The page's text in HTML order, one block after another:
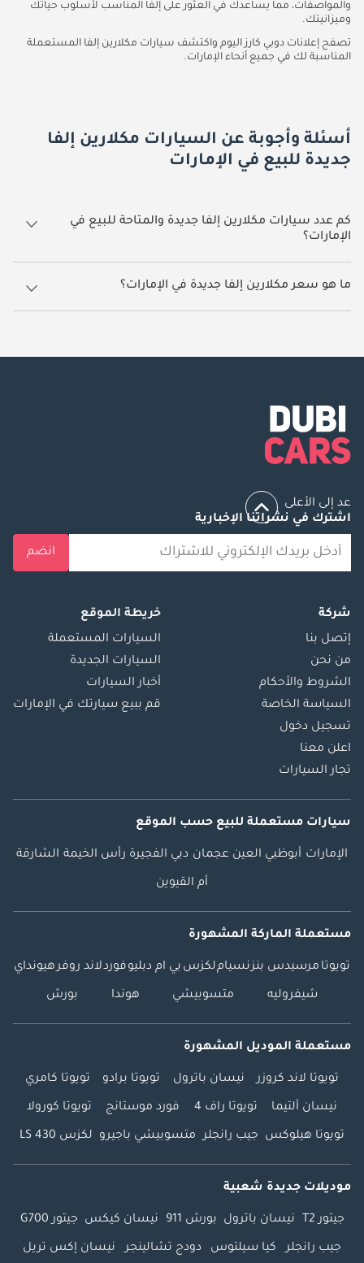
والمواصفات، مما يساعدك في العثور على إلفا المناسب لأسلوب حياتك
وميزانيتك.
تصفح إعلانات دوبي كارز اليوم واكتشف سيارات مكلارين إلفا المستعملة
المناسبة لك في جميع أنحاء الإمارات.
أسئلة وأجوبة عن السيارات مكلارين إلفا
جديدة للبيع في الإمارات
كم عدد سيارات مكلارين إلفا جديدة والمتاحة للبيع في
الإمارات؟
2 سيارة مكلارين إلفا جديدة متوفرة للبيع في الإمارات.
ما هو سعر مكلارين إلفا جديدة في الإمارات؟
يبدأ سعر سيارة مكلارين إلفا جديدة في الإمارات 5,900,000.
عد إلى الأعلى
اشترك في نشراتنا الإخبارية
انضم
شركة
إتصل بنا
من نحن
الشروط والأحكام
السياسة الخاصة
تسجيل دخول
اعلن معنا
تجار السيارات
خريطة الموقع
السيارات المستعملة
السيارات الجديدة
أخبار السيارات
قم ببيع سيارتك في الإمارات
سيارات مستعملة للبيع حسب الموقع
الإمارات أبوظبي العين عجمان دبي الفجيرة رأس الخيمة الشارقة
أم القيوين
مستعملة الماركة المشهورة
تويوتا مرسيدس بنزنسياملكزس بي ام دبليوفوردلاند روفرهيونداي
شيفروليه متسوبيشي هوندا بورش
مستعملة الموديل المشهورة
تويوتا لاند كروزر نيسان باترول تويوتا برادو تويوتا كامري
نيسان ألتيما تويوتا راف 4 فورد موستانج تويوتا كورولا
تويوتا هيلوكس جيب رانجلر متسوبيشي باجيرو لكزس LS 430
موديلات جديدة شعبية
جيتور T2 نيسان باترول بورش 911 نيسان كيكس جيتور G700
جيب رانجلر كيا سيلتوس دودج تشالينجر نيسان إكس تريل